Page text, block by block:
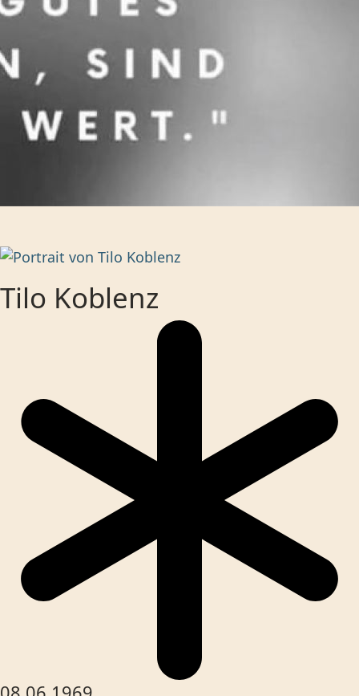
Tilo Koblenz